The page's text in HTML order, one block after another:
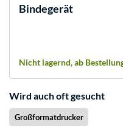
Bindegerät
Nicht lagernd, ab
Wird auch oft gesucht
Großformatdrucker